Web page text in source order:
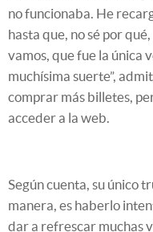
no funcionaba. He
hasta que, no sé por
vamos, que fue la única
muchísima suerte”,
comprar más billetes,
acceder a la web.
Según cuenta, su único
manera, es haberlo
dar a refrescar muchas